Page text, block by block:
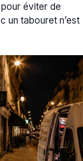
éviter de
un tabouret n’est